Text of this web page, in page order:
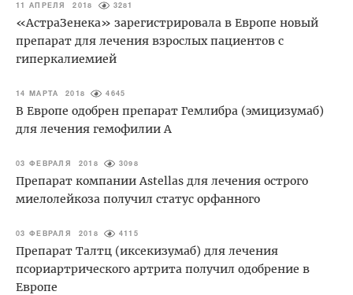
11 АПРЕЛЯ 2018 3281
«АстраЗенека» зарегистрировала в Европе новый
препарат для лечения взрослых пациентов с
гиперкалиемией
14 МАРТА 2018 4645
В Европе одобрен препарат Гемлибра (эмицизумаб)
для лечения гемофилии А
03 ФЕВРАЛЯ 2018 3098
Препарат компании Astellas для лечения острого
миелолейкоза получил статус орфанного
03 ФЕВРАЛЯ 2018 4115
Препарат Талтц (иксекизумаб) для лечения
псориартрического артрита получил одобрение в
Европе